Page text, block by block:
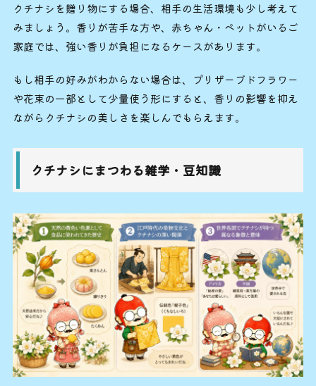
クチナシを贈り物にする場合、相手の生活環境も少し考えて
みましょう。香りが苦手な方や、赤ちゃん・ペットがいるご
家庭では、強い香りが負担になるケースがあります。
もし相手の好みがわからない場合は、プリザーブドフラワー
や花束の一部として少量使う形にすると、香りの影響を抑え
ながらクチナシの美しさを楽しんでもらえます。
クチナシにまつわる雑学・豆知識